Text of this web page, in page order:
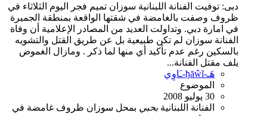
دبى: توفيت الفنانة اللبنانية سوزان تميم فجر اليوم الثلاثاء في
ظروف وصفت بالغامضة في شقتها الواقعة بمنطقة الجميرة
في امارة دبي. وتداولت العديد من المصادر الإعلامية أن وفاة
الفنانة سوزان لم تكن طبيعية بل عن طريق القتل والتشويه
بالسكين رغم عدم تأكيد أي منها لما ذكر . ومازال الغموض
يلف مقتل الفنانة...
هَـ-ђāŵĩ-ـَاوِي
الموضوع
30 يوليو 2008
الفنانة اللبنانيةبحبي بمحل سوزان ظروف غامضة في